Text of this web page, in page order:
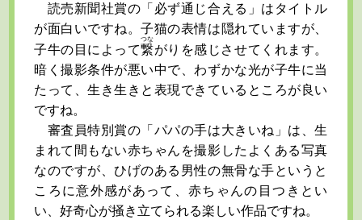
読売新聞社賞の「必ず通じ合える」はタイトル
が面白いですね。子猫の表情は隠れていますが、
子牛の目によって繋
つな
がりを感じさせてくれます。
暗く撮影条件が悪い中で、わずかな光が子牛に当
たって、生き生きと表現できているところが良い
ですね。
審査員特別賞の「パパの手は大きいね」は、生
まれて間もない赤ちゃんを撮影したよくある写真
なのですが、ひげのある男性の無骨な手というと
ころに意外感があって、赤ちゃんの目つきとい
い、好奇心が掻き立てられる楽しい作品ですね。